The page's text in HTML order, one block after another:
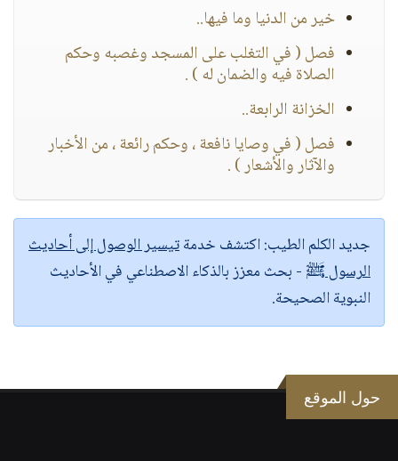
خير من الدنيا وما فيها..
فصل ( في التغلب على المسجد وغصبه وحكم
الصلاة فيه والضمان له ) .
الخزانة الرابعة..
فصل ( في وصايا نافعة ، وحكم رائعة ، من الأخبار
والآثار والأشعار ) .
جديد الكلم الطيب:اكتشف خدمةتيسير الوصول إلى أحاديث
الرسول ﷺ - بحث معزز بالذكاء الاصطناعي في الأحاديث
النبوية الصحيحة.
حول الموقع